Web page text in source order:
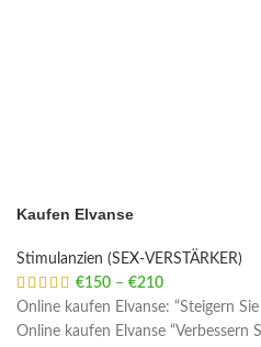
Kaufen Elvanse
Stimulanzien (SEX-VERSTÄRKER)
€150 – €210
Online kaufen Elvanse: “Steigern
Online kaufen Elvanse “Verbessern